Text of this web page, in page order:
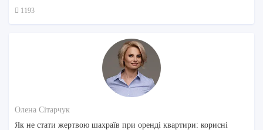
1193
Олена Сітарчук
Як не стати жертвою шахраїв при оренді квартири: корисні